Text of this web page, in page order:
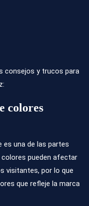
consejos y trucos para
colores
es una de las partes
pueden afectar
visitantes, por lo que
que refleje la marca